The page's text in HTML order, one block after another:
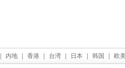
内地 香港 台湾 日本 韩国 欧